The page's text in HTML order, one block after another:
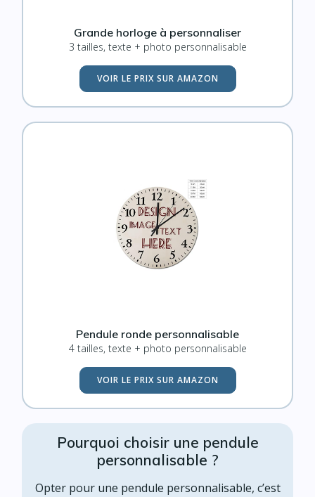
Grande horloge à personnaliser
3 tailles, texte + photo personnalisable
VOIR LE PRIX SUR AMAZON
Pendule ronde personnalisable
4 tailles, texte + photo personnalisable
VOIR LE PRIX SUR AMAZON
Pourquoi choisir une pendule
personnalisable ?
Opter pour une pendule personnalisable, c’est